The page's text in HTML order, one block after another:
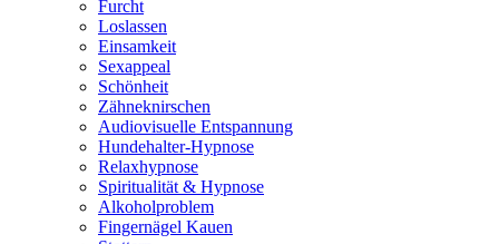
Furcht
Loslassen
Einsamkeit
Sexappeal
Schönheit
Zähneknirschen
Audiovisuelle Entspannung
Hundehalter-Hypnose
Relaxhypnose
Spiritualität & Hypnose
Alkoholproblem
Fingernägel Kauen